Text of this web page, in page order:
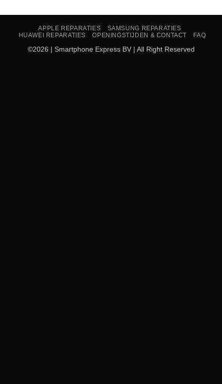
APPLE REPARATIES
SAMSUNG REPARATIES
HUAWEI REPARATIES
OPENINGSTIJDEN & CONTACT FAQ
©2026 | Smartphone Express BV | All Right Reserved